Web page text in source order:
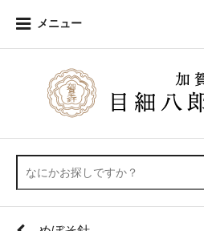
メニュー